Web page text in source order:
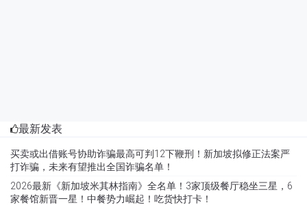
最新发表
买卖或出借账号协助诈骗最高可判12下鞭刑！新加坡拟修正法案严
打诈骗，未来有望推出全国诈骗名单！
2026最新《新加坡米其林指南》全名单！3家顶级餐厅稳坐三星，6
家餐馆新晋一星！中餐势力崛起！吃货快打卡！